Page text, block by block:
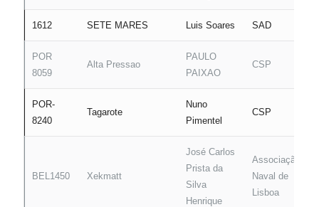
1612 SETE MARES Luis Soares SAD
POR
8059
Alta Pressao
PAULO
PAIXAO
CSP
POR-
8240
Tagarote
Nuno
Pimentel
CSP
BEL1450 Xekmatt
José Carlos
Prista da
Silva
Henrique
Associação
Naval de
Lisboa